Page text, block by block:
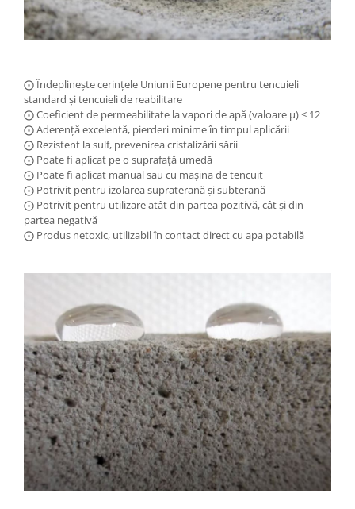
⨀ Îndeplinește cerințele Uniunii Europene pentru tencuieli
standard și tencuieli de reabilitare
⨀ Coeficient de permeabilitate la vapori de apă (valoare µ) < 12
⨀ Aderență excelentă, pierderi minime în timpul aplicării
⨀ Rezistent la sulf, prevenirea cristalizării sării
⨀ Poate fi aplicat pe o suprafață umedă
⨀ Poate fi aplicat manual sau cu mașina de tencuit
⨀ Potrivit pentru izolarea supraterană și subterană
⨀ Potrivit pentru utilizare atât din partea pozitivă, cât și din
partea negativă
⨀ Produs netoxic, utilizabil în contact direct cu apa potabilă